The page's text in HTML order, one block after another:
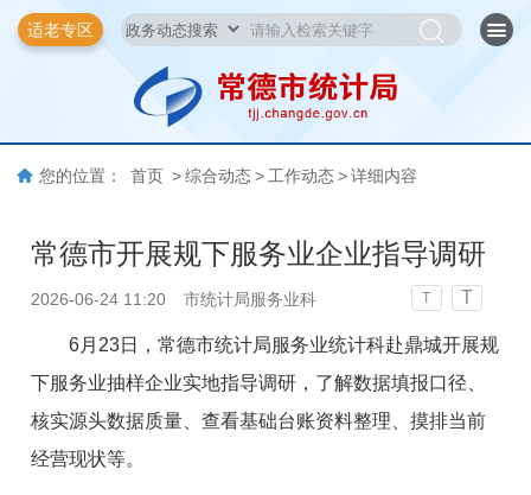
适老专区
您的位置： 首页 > 综合动态 > 工作动态 > 详细内容
常德市开展规下服务业企业指导调研
2026-06-24 11:20 市统计局服务业科 T T
6月23日，常德市统计局服务业统计科赴鼎城开展规
下服务业抽样企业实地指导调研，了解数据填报口径、
核实源头数据质量、查看基础台账资料整理、摸排当前
经营现状等。